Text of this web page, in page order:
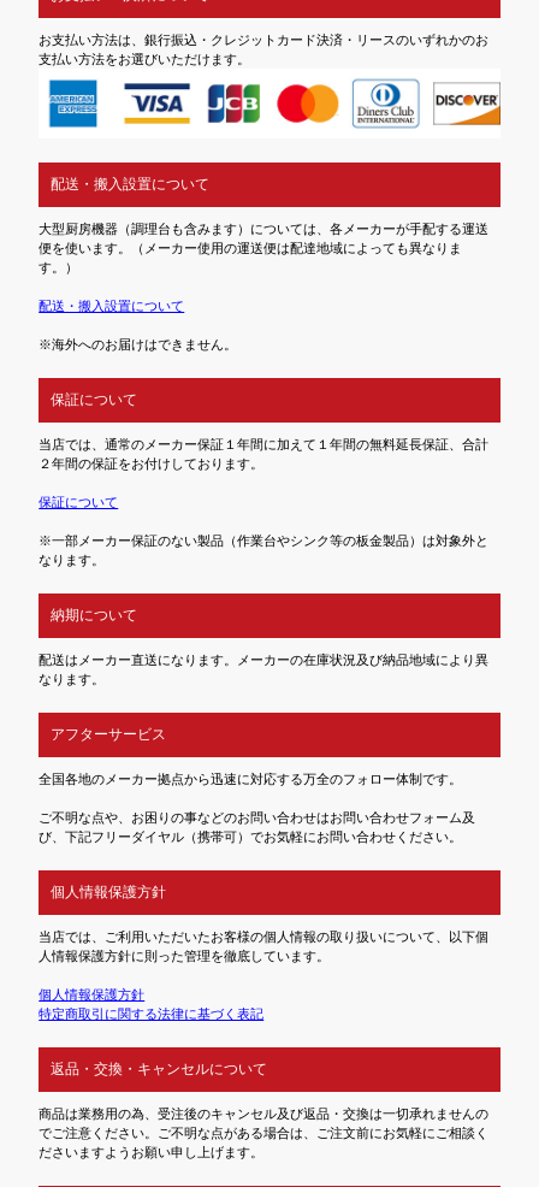
お支払い方法は、銀行振込・クレジットカード決済・リースのいずれかのお
支払い方法をお選びいただけます。
配送・搬入設置について
大型厨房機器（調理台も含みます）については、各メーカーが手配する運送
便を使います。（メーカー使用の運送便は配達地域によっても異なりま
す。）
配送・搬入設置について
※海外へのお届けはできません。
保証について
当店では、通常のメーカー保証１年間に加えて１年間の無料延長保証、合計
２年間の保証をお付けしております。
保証について
※一部メーカー保証のない製品（作業台やシンク等の板金製品）は対象外と
なります。
納期について
配送はメーカー直送になります。メーカーの在庫状況及び納品地域により異
なります。
アフターサービス
全国各地のメーカー拠点から迅速に対応する万全のフォロー体制です。
ご不明な点や、お困りの事などのお問い合わせはお問い合わせフォーム及
び、下記フリーダイヤル（携帯可）でお気軽にお問い合わせください。
個人情報保護方針
当店では、ご利用いただいたお客様の個人情報の取り扱いについて、以下個
人情報保護方針に則った管理を徹底しています。
個人情報保護方針
特定商取引に関する法律に基づく表記
返品・交換・キャンセルについて
商品は業務用の為、受注後のキャンセル及び返品・交換は一切承れませんの
でご注意ください。ご不明な点がある場合は、ご注文前にお気軽にご相談く
ださいますようお願い申し上げます。